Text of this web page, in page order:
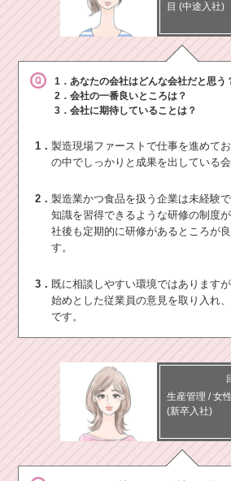
目 (中途入社)
1．あなたの会社はどんな会社だと思う
2．会社の一番良いところは？
3．会社に期待していることは？
1．製造現場ファーストで仕事を進めて
の中でしっかりと成果を出している会
2．製造業かつ食品を扱う企業は未経験
知識を習得できるような研修の制度
社後も定期的に研修があるところが
す。
3． 既に相談しやすい環境ではあります
始めとした従業員の意見を取り入れ
です。
生産管理 /女
(新卒入社)